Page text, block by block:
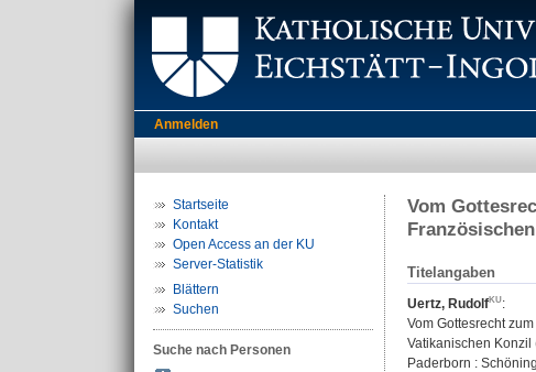
Anmelden
Startseite
Kontakt
Open Access an der KU
Server-Statistik
Blättern
Suchen
Suche nach Personen
Vom
Titelangaben
Uertz, Rudolf
:
Vom Gottesrecht
Vatikanischen Konzil
Paderborn :